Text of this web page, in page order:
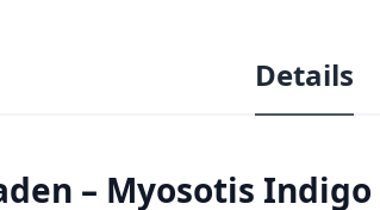
Details
– Myosotis Indigo